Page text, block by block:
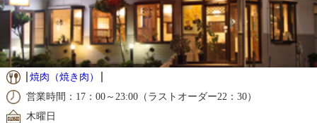
焼肉（焼き肉）
営業時間：17：00～23:00（ラストオーダー22：30）
木曜日